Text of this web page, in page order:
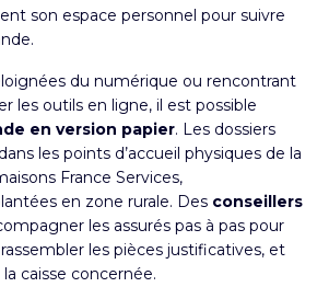
son espace personnel pour suivre
du numérique ou rencontrant
les outils en ligne, il est possible
en version papier. Les dossiers
les points d’accueil physiques de la
France Services,
en zone rurale. Des conseillers
les assurés pas à pas pour
les pièces justificatives, et
caisse concernée.